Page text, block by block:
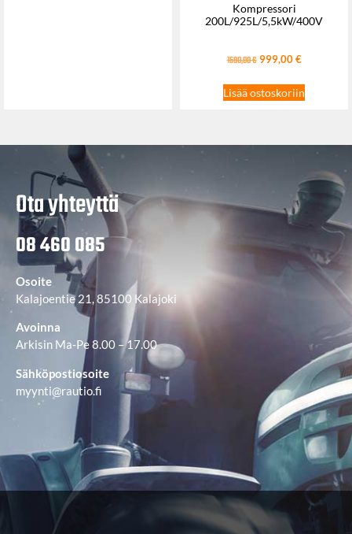
Kompressori
200L/925L/5,5kW/400V
1590,00€ 999,00€
Lisää ostoskoriin
Ota yhteyttä
08 460 085
Osoite
Kalajoentie 21, 85100 Kalajoki
Avoinna
Arkisin Ma-Pe 8.00 – 17.00
Sähköpostiosoite
myynti@rautio.fi